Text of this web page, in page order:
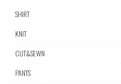
SHIRT
KNIT
CUT&SEWN
PANTS